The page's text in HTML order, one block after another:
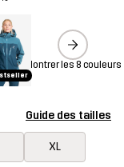
Montrer les 8 couleurs
Guide des tailles
XL